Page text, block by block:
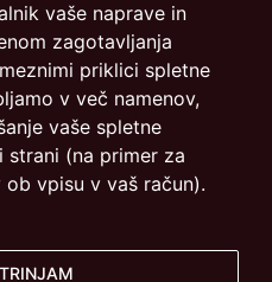
vaše naprave in
zagotavljanja
priklici spletne
v več namenov,
vaše spletne
strani (na primer za
vpisu v vaš račun).
- DMS | Dimičeva ulica 13 |